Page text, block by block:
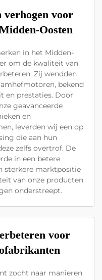
verhogen voor
Oosten
in het Midden-
om de kwaliteit van
Zij wendden
bekend
en prestaties. Door
geavanceerde
en
leverden wij een op
die aan hun
zelfs overtrof. De
in een betere
sterkere marktpositie
van onze producten
onderstreept.
voor
zocht naar manieren